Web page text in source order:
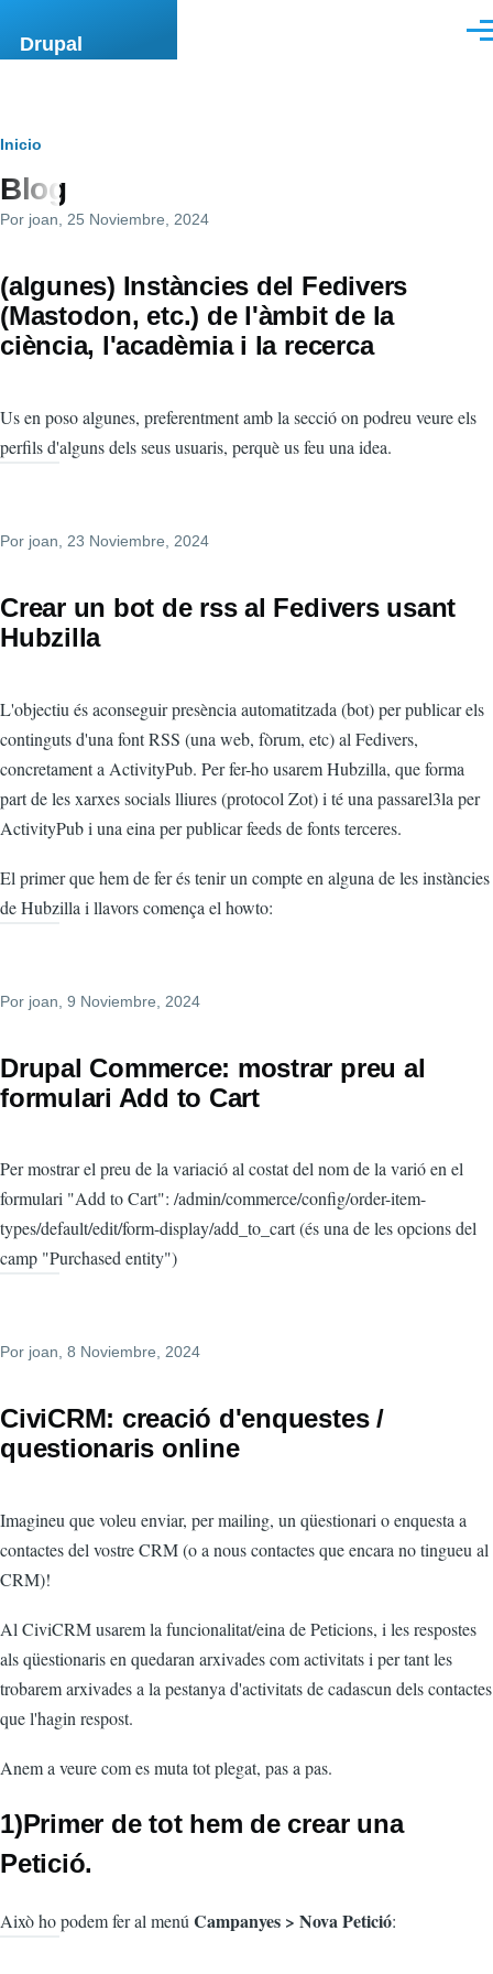
Drupal
Ruta
de
navegación
Inicio
Blog
Por joan , 25 Noviembre, 2024
(algunes) Instàncies del Fedivers
(Mastodon, etc.) de l'àmbit de la
ciència, l'acadèmia i la recerca
Us en poso algunes, preferentment amb la secció on podreu veure els
perfils d'alguns dels seus usuaris, perquè us feu una idea.
Por joan , 23 Noviembre, 2024
Crear un bot de rss al Fedivers usant
Hubzilla
L'objectiu és aconseguir presència automatitzada (bot) per publicar els
continguts d'una font RSS (una web, fòrum, etc) al Fedivers,
concretament a ActivityPub. Per fer-ho usarem Hubzilla, que forma
part de les xarxes socials lliures (protocol Zot) i té una passarel3la per
ActivityPub i una eina per publicar feeds de fonts terceres.
El primer que hem de fer és tenir un compte en alguna de les instàncies
de Hubzilla i llavors comença el howto:
Por joan , 9 Noviembre, 2024
Drupal Commerce: mostrar preu al
formulari Add to Cart
Per mostrar el preu de la variació al costat del nom de la varió en el
formulari "Add to Cart": /admin/commerce/config/order-item-
types/default/edit/form-display/add_to_cart (és una de les opcions del
camp "Purchased entity")
Por joan, 8 Noviembre, 2024
CiviCRM: creació d'enquestes /
questionaris online
Imagineu que voleu enviar, per mailing, un qüestionari o enquesta a
contactes del vostre CRM (o a nous contactes que encara no tingueu al
CRM)!
Al CiviCRM usarem la funcionalitat/eina de Peticions, i les respostes
als qüestionaris en quedaran arxivades com activitats i per tant les
trobarem arxivades a la pestanya d'activitats de cadascun dels contactes
que l'hagin respost.
Anem a veure com es muta tot plegat, pas a pas.
1)Primer de tot hem de crear una
Petició.
Això ho podem fer al menú Campanyes > Nova Petició: